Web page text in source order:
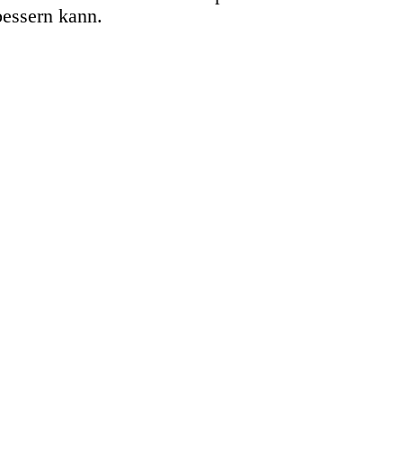
kann.